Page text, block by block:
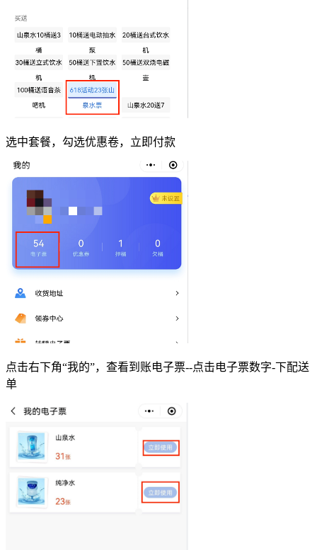
选中套餐，勾选优惠卷，立即付款
点击右下角“我的”，查看到账电子票--点击电子票数字-下配送
单